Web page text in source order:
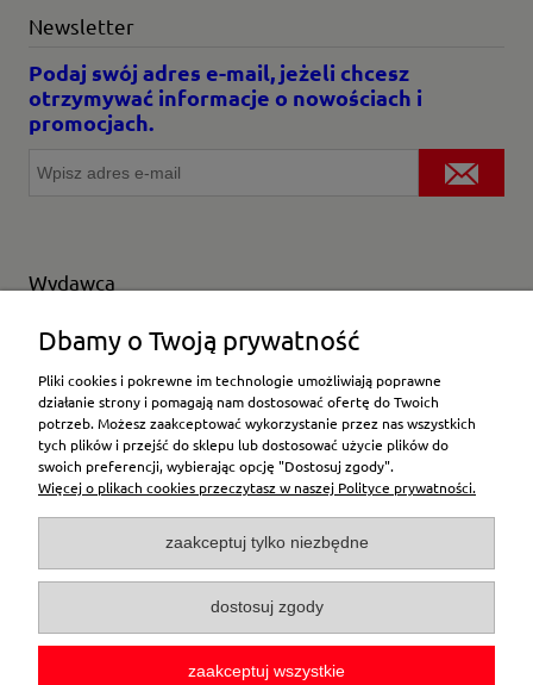
Newsletter
Podaj swój adres e-mail, jeżeli chcesz
otrzymywać informacje o nowościach i
promocjach.
Wydawca
Wybierz producenta
Moje konto
Płatności i dostawa
Pomoc
O firmie
Dbamy o Twoją prywatność
Pliki cookies i pokrewne im technologie umożliwiają poprawne
działanie strony i pomagają nam dostosować ofertę do Twoich
potrzeb. Możesz zaakceptować wykorzystanie przez nas wszystkich
tych plików i przejść do sklepu lub dostosować użycie plików do
swoich preferencji, wybierając opcję "Dostosuj zgody".
Więcej o plikach cookies przeczytasz w naszej Polityce prywatności.
zaakceptuj tylko niezbędne
dostosuj zgody
zaakceptuj wszystkie